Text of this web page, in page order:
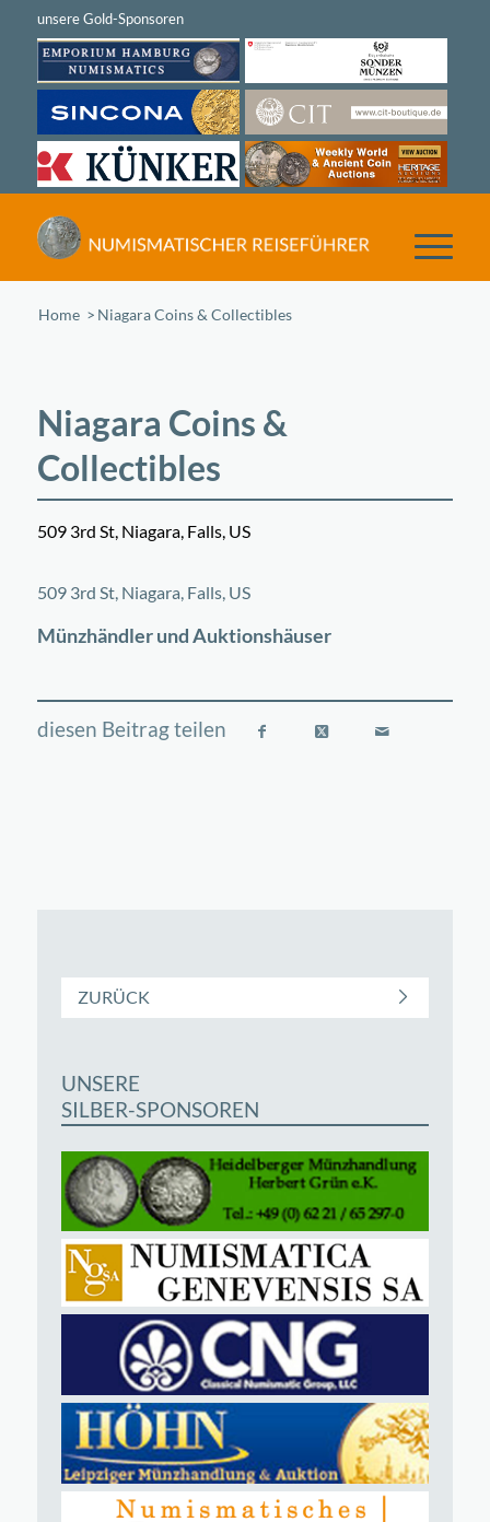
Home /Niagara Coins & Collectibles
Niagara Coins &
Collectibles
509 3rd St, Niagara, Falls, US
+
509 3rd St, Niagara, Falls, US
Münzhändler und Auktionshäuser
ZURÜCK
UNSERE
SILBER-SPONSOREN